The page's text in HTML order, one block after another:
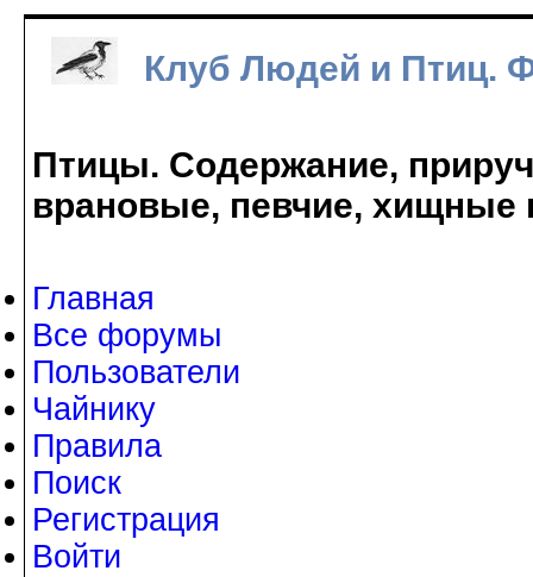
Клуб Людей и Птиц.
Птицы. Содержание,
врановые, певчие, хищные
Главная
Все форумы
Пользователи
Чайнику
Правила
Поиск
Регистрация
Войти